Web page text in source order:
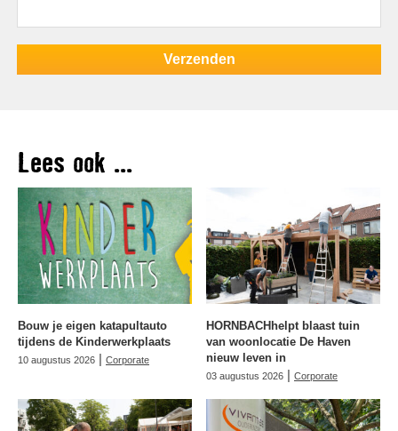
Lees ook ...
Bouw je eigen katapultauto
tijdens de Kinderwerkplaats
10 augustus 2026 | Corporate
HORNBACHhelpt blaast tuin
van woonlocatie De Haven
nieuw leven in
03 augustus 2026 | Corporate